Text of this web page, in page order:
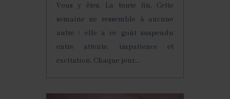
Vous y êtes. La toute fin. Cette
semaine ne ressemble à aucune
autre : elle a ce goût suspendu
entre attente, impatience et
excitation. Chaque jour...